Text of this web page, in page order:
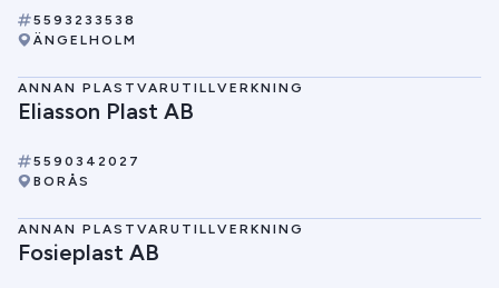
5593233538
ÄNGELHOLM
ANNAN PLASTVARUTILLVERKNING
Eliasson Plast AB
5590342027
BORÅS
ANNAN PLASTVARUTILLVERKNING
Fosieplast AB